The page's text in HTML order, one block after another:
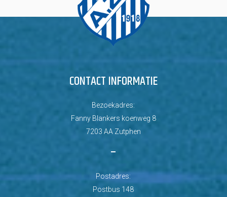
CONTACT INFORMATIE
Bezoekadres:
Fanny Blankers koenweg 8
7203 AA Zutphen
–
Postadres:
Postbus 148